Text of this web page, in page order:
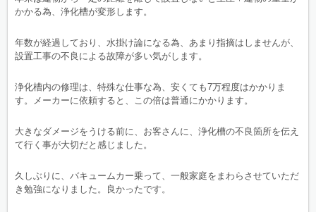
かかる為、浄化槽が変形します。
年数が経過しており、水掛け論になる為、あまり指摘はしませんが、
設置工事の不良による故障が多い気がします。
浄化槽内の修理は、特殊な仕事な為、安くても7万程度はかかりま
す。メーカーに依頼すると、この倍は普通にかかります。
大きなダメージをうける前に、お客さんに、浄化槽の不良箇所を伝え
て行く事が大切だと感じました。
久しぶりに、バキュームカー乗って、一般家庭をまわらさせていただ
き勉強になりました。良かったです。